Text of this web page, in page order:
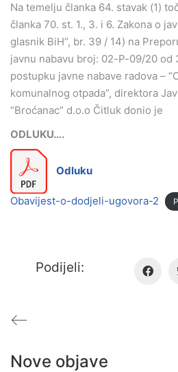
Nove objave
Na temelju članka 64. stavak (1)
članka 70. st. 1., 3. i 6. Zakona o
glasnik BiH”, br. 39 / 14) na
javnu nabavu broj: 02-P-09/20 od
postupku javne nabave radova –
komunalnog otpada”, direktora
“Broćanac” d.o.o Čitluk donio je
ODLUKU….
Odluku
Obavijest-o-dodjeli-ugovora-2
Podijeli: